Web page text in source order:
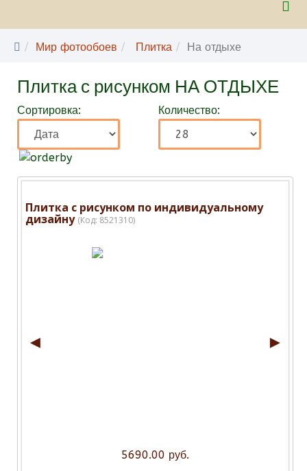
Мир фотообоев Плитка На отдыхе
Плитка с рисунком НА ОТДЫХЕ
Сортировка: Количество:
Плитка с рисунком по индивидуальному
дизайну (Код: 8521310)
◄ ►
5690.00 руб.